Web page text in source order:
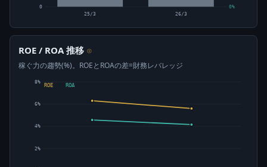
0 0%
25/3 26/3
ROE / ROA 推移 ⊙
稼ぐ力の趨勢(%)。ROEとROAの差=財務レバレッジ
2%
4%
6%
8%
ROE ROA